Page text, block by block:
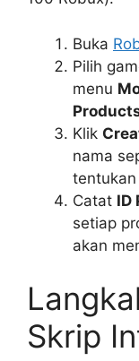
Buka
Pilih
menu
Klik
nama
Catat ID
setiap
akan
Skrip